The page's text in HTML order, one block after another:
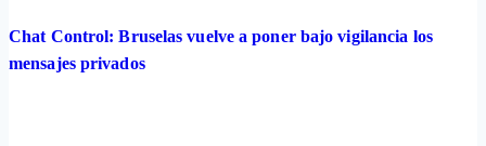
Chat Control: Bruselas vuelve a poner bajo vigilancia los
mensajes privados